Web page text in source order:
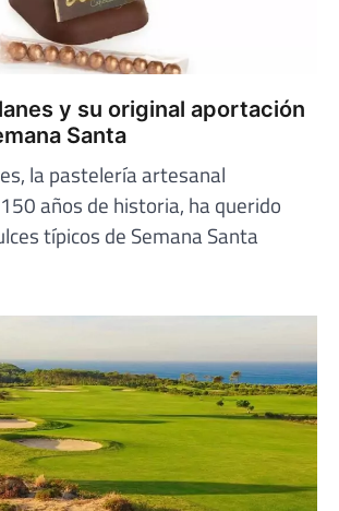
y su original aportación
Santa
la pastelería artesanal
años de historia, ha querido
típicos de Semana Santa